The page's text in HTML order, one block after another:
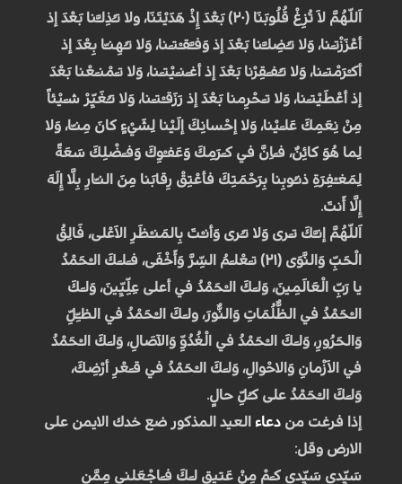
اَللّهُمَّ لاَ تُزِغْ قُلُوبَنَا (۲۰) بَعْدَ إِذْ هَدَيْتَنَا، ولا تـُذِلـَّنا بَعْدَ إذ
أعْزَزْتـَنا، وَلا تـُضِلـَّنا بَعْدَ إذ وَفـَّقـْتـَنا، وَلا تـُهِنـّا بِعْدَ إذ
أكـْرَمْتـَنا، وَلا تـُفـَقِرْنا بَعْدَ إذ أغـَنـَيْتـَنا، وَلا تـَمْنـَعْنا بَعْدَ
إذ أعْطَيْتـَنا، وَلا تـَحْرِمنا بَعْدَ إذ رَزَقـْتـَنا، وَلا تـُغَيِّرْ شـَيْئاً
مِنْ نِعَمِكَ عَلـَيْنا، وَلا إحْسانِكَ إلَيْنا لِشَيْءٍ كانَ مِنـّا، وَلا
لِما هُوَ كائِنٌ، فـَاِنَّ في كـَرَمِكَ وَعَفـْوِكَ وَفـَضْلِكَ سَعَةً
لِمَغـْفِرَةِ ذنـُوبِنا بِرَحْمَتِكَ فأعْتِقْ رِقابَنا مِنَ النـّارِ بِلَّا إِلَهَ
إِلَّا أَنتَ.
اَللّهُمَّ إنـَّكَ تـَرى وَلا تـُرى وَأنـْتَ بِالمَنـْظَرِ الاَعْلى، فَالِقُ
الْحَبِّ وَالنَّوَى (۲۱) تـَعْلـَمُ السِّرَّ وَأَخْفَى، فـَلـَكَ الـْحَمْدُ
يا رَبِّ الْعَالَمِينَ، وَلـَكَ الـْحَمْدُ في أعلى عِلِّيِّينَ، وَلـَكَ
الـْحَمْدُ في الظُّلُمَاتِ وَالنُّورَ، ولـَكَ الـْحَمْدُ في الظـِّلِّ
وَالحَرُورِ، وَلـَكَ الـْحَمْدُ في الْغُدُوِّ وَالآصَالِ، وَلـَكَ الـْحَمْدُ
في الاَزْمانِ وَالاحْوالِ، وَلـَكَ الـْحَمْدُ في قـَعْرِ أرْضِكَ،
وَلـَكَ الـْحَمْدُ على كـُلِّ حالٍ.
إذا فرغت من دعاءالعيد المذكور ضع خدك الايمن على
الارض وقل:
سَيِّدي سَيِّدي كـَمْ مِنْ عَتيقٍ لـَكَ فـَاجْعَلني مِمَّن